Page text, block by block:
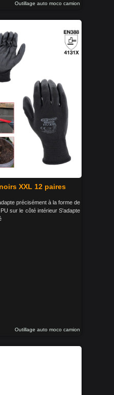
Outillage auto moco camion
XXL 12 paires
précisément à la forme de
sur le côté intérieur S'adapte
Outillage auto moco camion